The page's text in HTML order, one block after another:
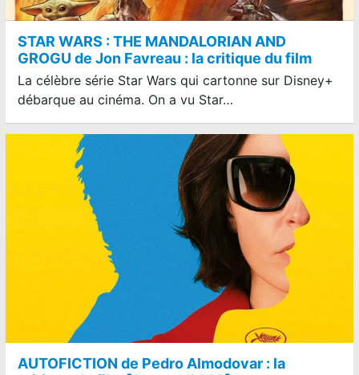
STAR WARS : THE MANDALORIAN AND
GROGU de Jon Favreau : la critique du film
La célèbre série Star Wars qui cartonne sur Disney+
débarque au cinéma. On a vu Star…
AUTOFICTION de Pedro Almodovar : la